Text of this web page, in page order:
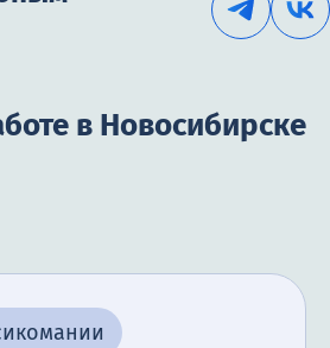
в Новосибирске